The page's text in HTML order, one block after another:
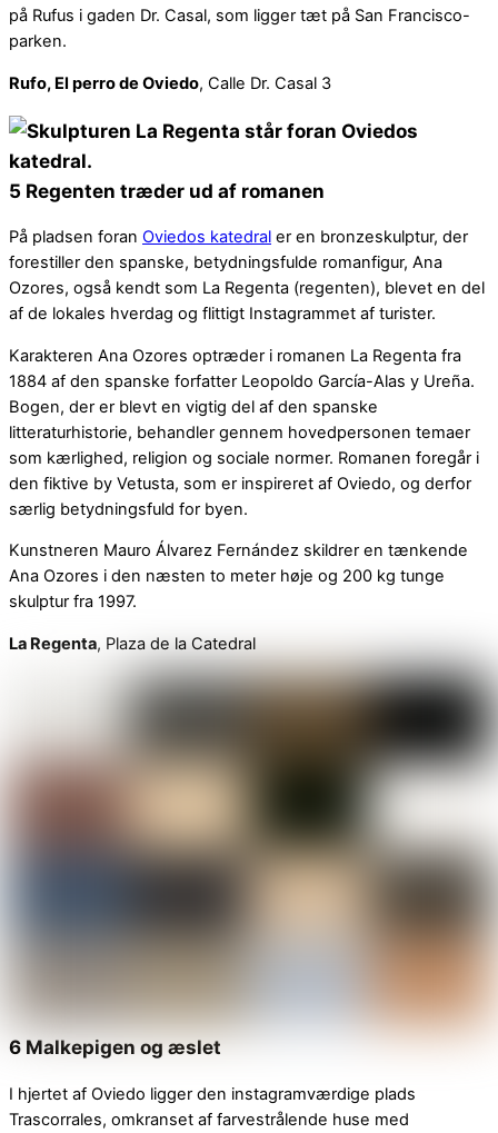
på Rufus i gaden Dr. Casal, som ligger tæt på San Francisco-
parken.
Rufo, El perro de Oviedo, Calle Dr. Casal 3
5 Regenten træder ud af romanen
På pladsen foran Oviedos katedral er en bronzeskulptur, der
forestiller den spanske, betydningsfulde romanfigur, Ana
Ozores, også kendt som La Regenta (regenten), blevet en del
af de lokales hverdag og flittigt Instagrammet af turister.
Karakteren Ana Ozores optræder i romanen La Regenta fra
1884 af den spanske forfatter Leopoldo García-Alas y Ureña.
Bogen, der er blevt en vigtig del af den spanske
litteraturhistorie, behandler gennem hovedpersonen temaer
som kærlighed, religion og sociale normer. Romanen foregår i
den fiktive by Vetusta, som er inspireret af Oviedo, og derfor
særlig betydningsfuld for byen.
Kunstneren Mauro Álvarez Fernández skildrer en tænkende
Ana Ozores i den næsten to meter høje og 200 kg tunge
skulptur fra 1997.
La Regenta, Plaza de la Catedral
6 Malkepigen og æslet
I hjertet af Oviedo ligger den instagramværdige plads
Trascorrales, omkranset af farvestrålende huse med